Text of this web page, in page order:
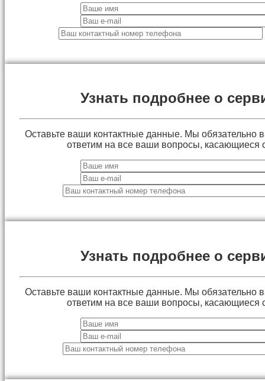
Узнать подробнее о
Оставьте ваши контактные данные. Мы обязательно
ответим на все ваши вопросы, касающиеся
Узнать подробнее о
Оставьте ваши контактные данные. Мы обязательно
ответим на все ваши вопросы, касающиеся